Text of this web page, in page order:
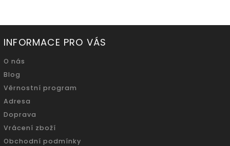
INFORMACE PRO VÁS
O nás
Blog
Věrnostní program
Adresa
Doprava
Vrácení zboží
Obchodní podmínky